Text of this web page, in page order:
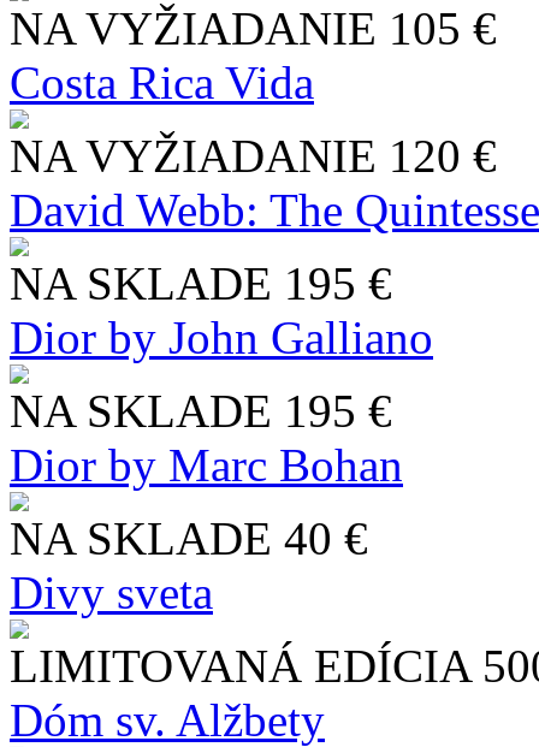
NA VYŽIADANIE 105 €
Costa Rica Vida
NA VYŽIADANIE 120 €
David Webb: The
NA SKLADE 195 €
Dior by John Galliano
NA SKLADE 195 €
Dior by Marc Bohan
NA SKLADE 40 €
Divy sveta
LIMITOVANÁ EDÍCIA
Dóm sv. Alžbety